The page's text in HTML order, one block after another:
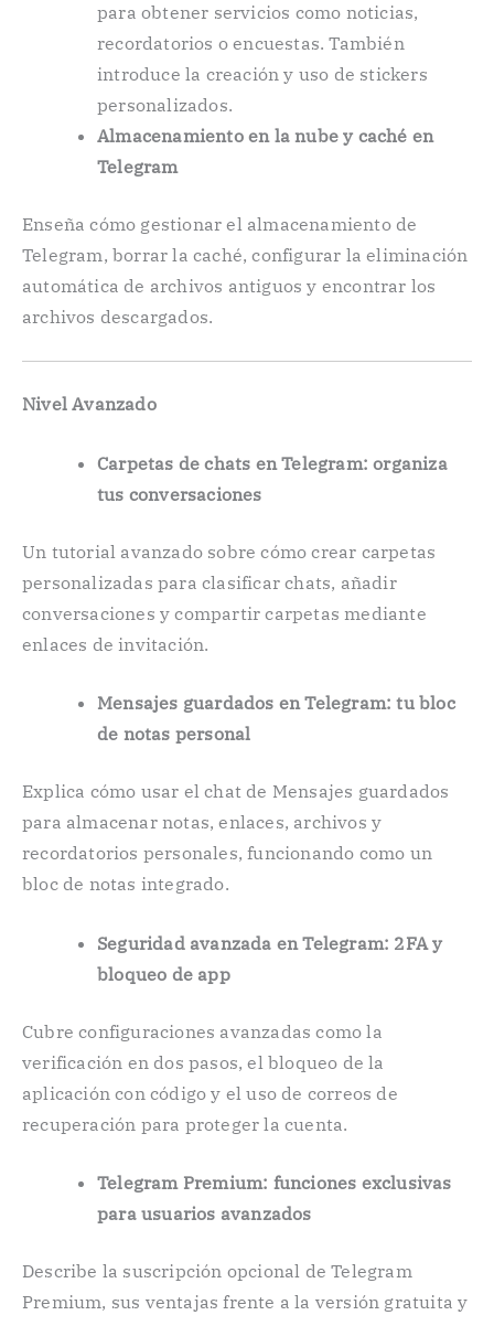
para obtener servicios como noticias,
recordatorios o encuestas. También
introduce la creación y uso de stickers
personalizados.
Almacenamiento en la nube y caché en
Telegram
Enseña cómo gestionar el almacenamiento de
Telegram, borrar la caché, configurar la eliminación
automática de archivos antiguos y encontrar los
archivos descargados.
Nivel Avanzado
Carpetas de chats en Telegram: organiza
tus conversaciones
Un tutorial avanzado sobre cómo crear carpetas
personalizadas para clasificar chats, añadir
conversaciones y compartir carpetas mediante
enlaces de invitación.
Mensajes guardados en Telegram: tu bloc
de notas personal
Explica cómo usar el chat de Mensajes guardados
para almacenar notas, enlaces, archivos y
recordatorios personales, funcionando como un
bloc de notas integrado.
Seguridad avanzada en Telegram: 2FA y
bloqueo de app
Cubre configuraciones avanzadas como la
verificación en dos pasos, el bloqueo de la
aplicación con código y el uso de correos de
recuperación para proteger la cuenta.
Telegram Premium: funciones exclusivas
para usuarios avanzados
Describe la suscripción opcional de Telegram
Premium, sus ventajas frente a la versión gratuita y